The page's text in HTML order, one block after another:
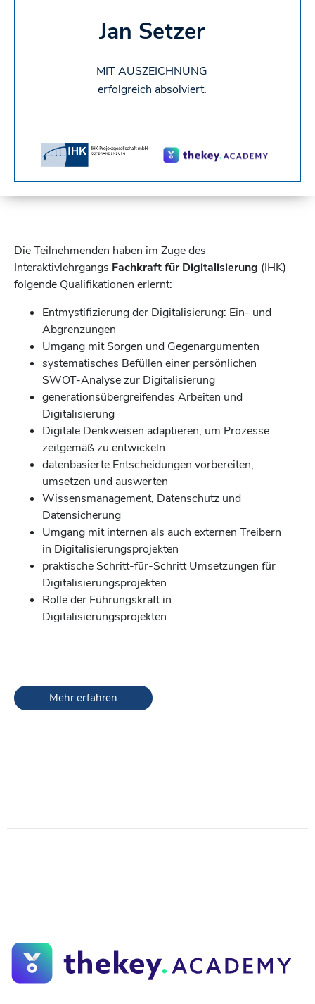
Jan Setzer
MIT AUSZEICHNUNG
erfolgreich absolviert.
Die Teilnehmenden haben im Zuge des
Interaktivlehrgangs Fachkraft für Digitalisierung (IHK)
folgende Qualifikationen erlernt:
Entmystifizierung der Digitalisierung: Ein- und
Abgrenzungen
Umgang mit Sorgen und Gegenargumenten
systematisches Befüllen einer persönlichen
SWOT-Analyse zur Digitalisierung
generationsübergreifendes Arbeiten und
Digitalisierung
Digitale Denkweisen adaptieren, um Prozesse
zeitgemäß zu entwickeln
datenbasierte Entscheidungen vorbereiten,
umsetzen und auswerten
Wissensmanagement, Datenschutz und
Datensicherung
Umgang mit internen als auch externen Treibern
in Digitalisierungsprojekten
praktische Schritt-für-Schritt Umsetzungen für
Digitalisierungsprojekten
Rolle der Führungskraft in
Digitalisierungsprojekten
Mehr erfahren